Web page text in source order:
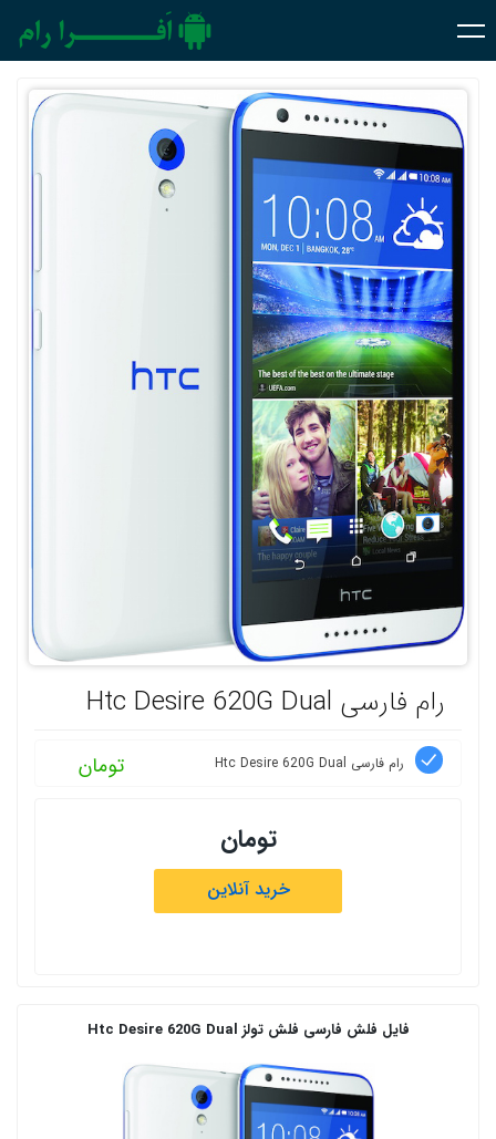
رام فارسی Htc Desire 620G Dual
رام فارسی Htc Desire 620G Dual تومان
تومان
خرید آنلاین
فایل فلش فارسی فلش تولز Htc Desire 620G Dual